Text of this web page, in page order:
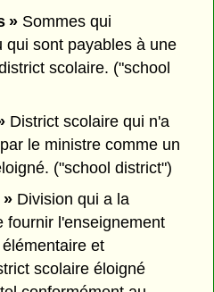
»Sommes qui
qui sont payables à une
scolaire. ("school
District scolaire qui n'a
le ministre comme un
("school district")
Division qui a la
fournir l'enseignement
et
scolaire éloigné